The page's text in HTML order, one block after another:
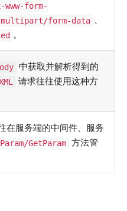
form-
multipart/form-data 、
。
中获取并解析得到的
请求往往使用这种方
在服务端的中间件、服务
GetParam 方法管